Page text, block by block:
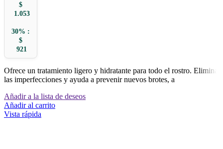
$
1.053
30% :
$
921
Ofrece un tratamiento ligero y hidratante para todo el rostro. Elimina
las imperfecciones y ayuda a prevenir nuevos brotes, a
Añadir a la lista de deseos
Añadir al carrito
Vista rápida